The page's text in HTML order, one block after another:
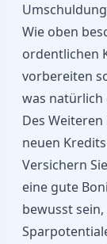
Wie oben
ordentlichen
vorbereiten
was natürlich
Des
neuen
Versichern
eine gute
bewusst